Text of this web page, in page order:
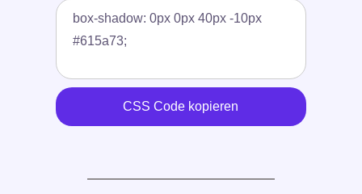
CSS Code kopieren